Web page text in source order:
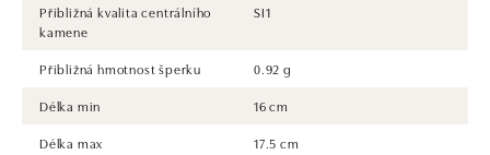
Přibližná kvalita centrálního
kamene
SI1
Přibližná hmotnost šperku
0.92 g
Délka min
16 cm
Délka max
17.5 cm